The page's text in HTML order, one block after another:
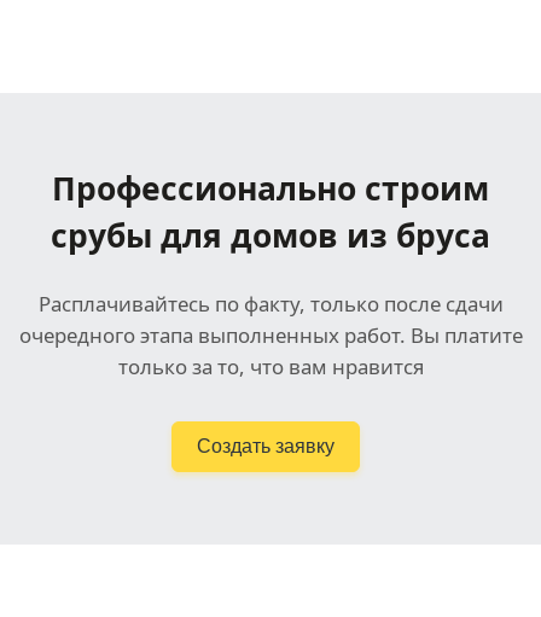
Профессионально строим
срубы для домов из бруса
Расплачивайтесь по факту, только после сдачи
очередного этапа выполненных работ. Вы платите
только за то, что вам нравится
Создать заявку